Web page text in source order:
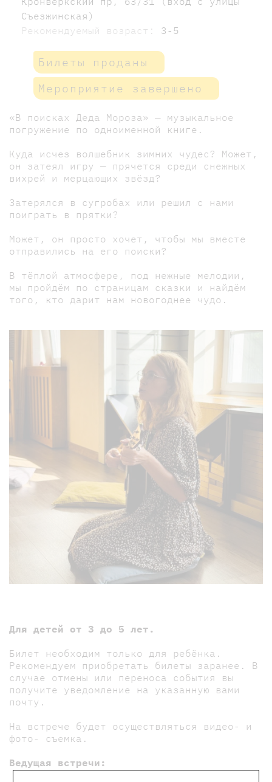
Съезжинская)
Рекомендуемый возраст: 3-5
Билеты проданы
Мероприятие завершено
«В поисках Деда Мороза» — музыкальное
погружение по одноименной книге.
Куда исчез волшебник зимних чудес? Может,
он затеял игру — прячется среди снежных
вихрей и мерцающих звёзд?
Затерялся в сугробах или решил с нами
поиграть в прятки?
Может, он просто хочет, чтобы мы вместе
отправились на его поиски?
В тёплой атмосфере, под нежные мелодии,
мы пройдём по страницам сказки и найдём
того, кто дарит нам новогоднее чудо.
Для детей от 3 до 5 лет.
Билет необходим только для ребёнка.
Рекомендуем приобретать билеты заранее. В
случае отмены или переноса события вы
получите уведомление на указанную вами
почту.
На встрече будет осуществляться видео- и
фото- съемка.
Ведущая встречи: